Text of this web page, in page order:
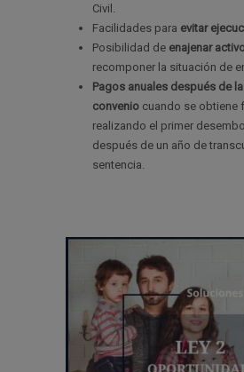
Civil.
Facilidades para evitar
Posibilidad de enajenar
recomponer la situación de
Pagos anuales después de
convenio cuando se obtiene
realizando el primer
después de un año de
sentencia.